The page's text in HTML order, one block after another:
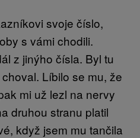
svoje číslo,
s vámi chodili.
z jinýho čísla. Byl tu
Líbilo se mu, že
mi už lezl na nervy
druhou stranu platil
když jsem mu tančila